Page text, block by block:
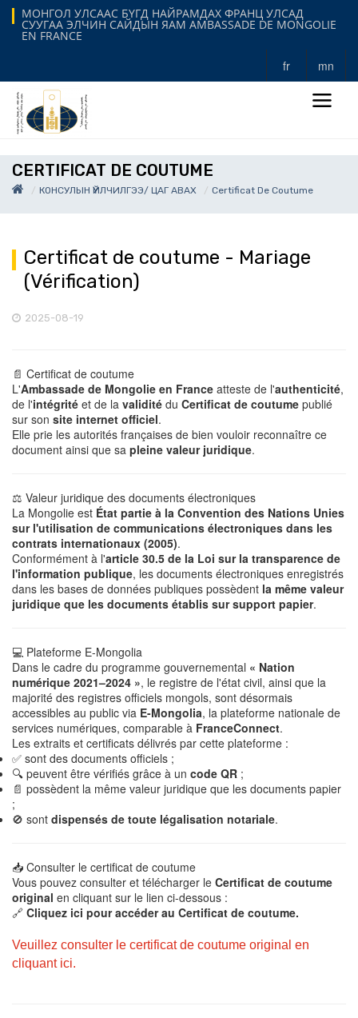
МОНГОЛ УЛСААС БҮГД НАЙРАМДАХ ФРАНЦ УЛСАД
СУУГАА ЭЛЧИН САЙДЫН ЯАМ AMBASSADE DE MONGOLIE
EN FRANCE
fr mn
CERTIFICAT DE COUTUME
КОНСУЛЫН ҮЙЛЧИЛГЭЭ/ ЦАГ АВАХ Certificat De Coutume
Certificat de coutume - Mariage
(Vérification)
2025-08-19
📄 Certificat de coutume
L'Ambassade de Mongolie en France atteste de l'authenticité,
de l'intégrité et de la validité du Certificat de coutume publié
sur son site internet officiel.
Elle prie les autorités françaises de bien vouloir reconnaître ce
document ainsi que sa pleine valeur juridique.
⚖️ Valeur juridique des documents électroniques
La Mongolie est État partie à la Convention des Nations Unies
sur l'utilisation de communications électroniques dans les
contrats internationaux (2005).
Conformément à l'article 30.5 de la Loi sur la transparence de
l'information publique, les documents électroniques enregistrés
dans les bases de données publiques possèdent la même valeur
juridique que les documents établis sur support papier.
💻 Plateforme E-Mongolia
Dans le cadre du programme gouvernemental « Nation
numérique 2021–2024 », le registre de l'état civil, ainsi que la
majorité des registres officiels mongols, sont désormais
accessibles au public via E-Mongolia, la plateforme nationale de
services numériques, comparable à FranceConnect.
Les extraits et certificats délivrés par cette plateforme :
✅ sont des documents officiels ;
🔍 peuvent être vérifiés grâce à un code QR ;
📄 possèdent la même valeur juridique que les documents papier
;
🚫 sont dispensés de toute légalisation notariale.
📥 Consulter le certificat de coutume
Vous pouvez consulter et télécharger le Certificat de coutume
original en cliquant sur le lien ci-dessous :
🔗 Cliquez ici pour accéder au Certificat de coutume.
Veuillez consulter le certificat de coutume original en
cliquant ici.